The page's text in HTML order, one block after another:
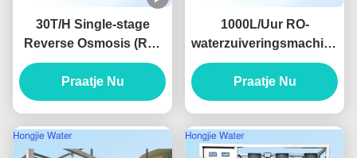
30T/H Single-stage
Reverse Osmosis (RO)
Pure Water System For
The Lithium Battery
Industry
Praatje Nu
1000L/Uur RO-
waterzuiveringsmachine
met geleidbaarheid <
10μs/cm en garantie
van 2 jaar voor zuivere
Praatje Nu